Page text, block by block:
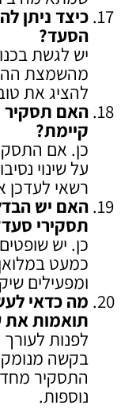
כיצד ניתן
הסעד?
יש לגשת
מהשמצת
להציג את
האם תסקיר
קיימת?
כן. אם
על שינוי
רשאי לעדכן
האם יש
תסקירי סעד
כן. יש
כמעט
ומפעילים
מה כדאי
תואמות
לפנות לעורך
בקשה
התסקיר
נוספות.